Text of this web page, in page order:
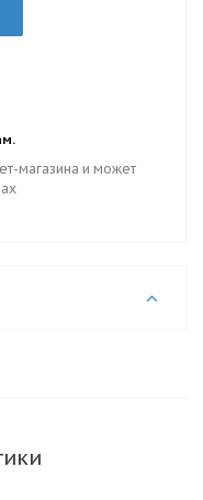
магазина и может